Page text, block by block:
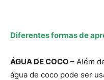
Diferentes formas de
ÁGUA DE COCO – Além
água de coco pode ser